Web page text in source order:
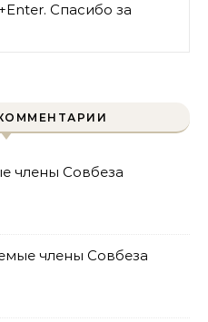
Спасибо за
члены Совбеза
члены Совбеза